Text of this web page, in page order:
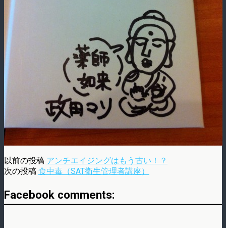
以前の投稿 アンチエイジングはもう古い！？
次の投稿 食中毒（SAT衛生管理者講座）
Facebook comments: